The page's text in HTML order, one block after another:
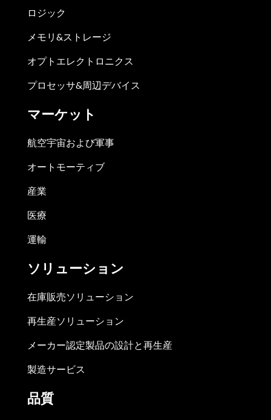
ロジック
メモリ&ストレージ
オプトエレクトロニクス
プロセッサ&周辺デバイス
マーケット
航空宇宙および軍事
オートモーティブ
産業
医療
運輸
ソリューション
在庫販売ソリューション
再生産ソリューション
メーカー認定製品の設計と再生産
製造サービス
品質